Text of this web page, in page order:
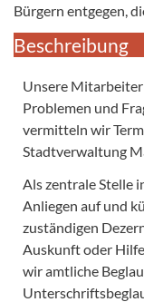
Bürgern entgegen,
Beschreibung
Unsere
Problemen und
vermitteln wir
Stadtverwaltung
Als zentrale Stelle
Anliegen auf und
zuständigen
Auskunft oder
wir amtliche